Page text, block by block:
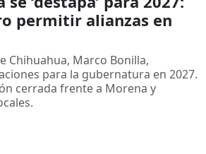
permitir alianzas en
Chihuahua, Marco Bonilla,
para la gubernatura en 2027.
cerrada frente a Morena y